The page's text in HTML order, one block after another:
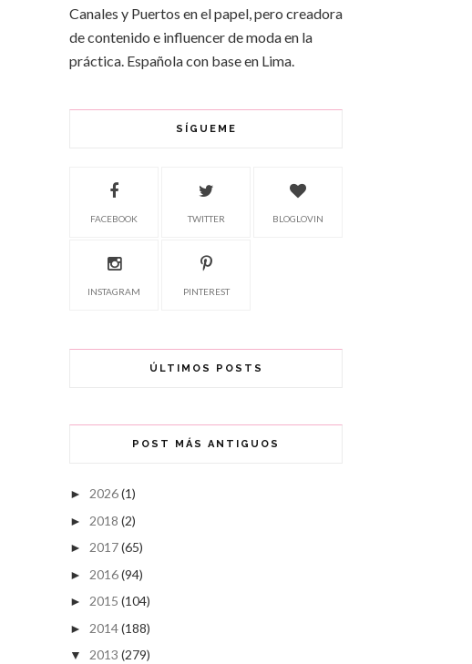
Canales y Puertos en el papel, pero creadora
de contenido e influencer de moda en la
práctica. Española con base en Lima.
SÍGUEME
FACEBOOK TWITTER BLOGLOVIN
INSTAGRAM PINTEREST
ÚLTIMOS POSTS
POST MÁS ANTIGUOS
► 2026(1)
► 2018 (2)
► 2017(65)
► 2016(94)
► 2015 (104)
► 2014(188)
▼ 2013 (279)